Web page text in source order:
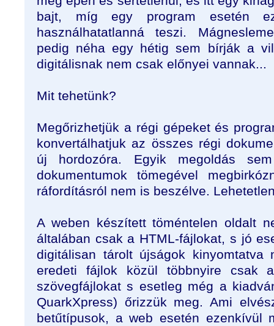
bajt, míg egy program esetén
használhatatlanná teszi.
pedig néha egy hétig sem bírják a
digitálisnak nem csak előnyei vannak...
Mit tehetünk?
Megőrizhetjük a régi gépeket és
konvertálhatjuk az összes régi
új hordozóra. Egyik megoldás
dokumentumok tömegével
ráfordításról nem is beszélve.
A weben készített töméntelen oldalt
általában csak a HTML-fájlokat, s jó
digitálisan tárolt újságok kinyomtatva
eredeti fájlok közül többnyire csak
szövegfájlokat s esetleg még a
QuarkXpress) őrizzük meg. Ami
betűtípusok, a web esetén ezenkívül